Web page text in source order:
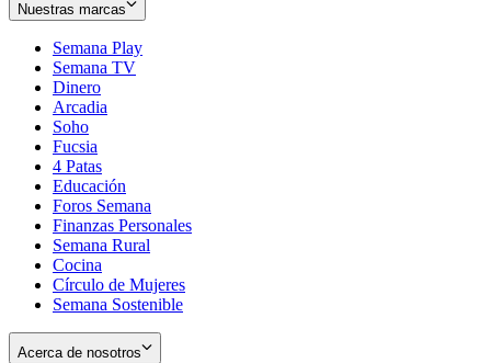
Nuestras marcas
Semana Play
Semana TV
Dinero
Arcadia
Soho
in
new
window
Fucsia
in
new
window
4 Patas
Educación
Foros Semana
Finanzas Personales
Semana Rural
Cocina
Círculo de Mujeres
Semana Sostenible
Acerca de nosotros